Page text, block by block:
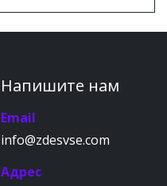
Напишите нам
Email
info@zdesvse.com
Адрес